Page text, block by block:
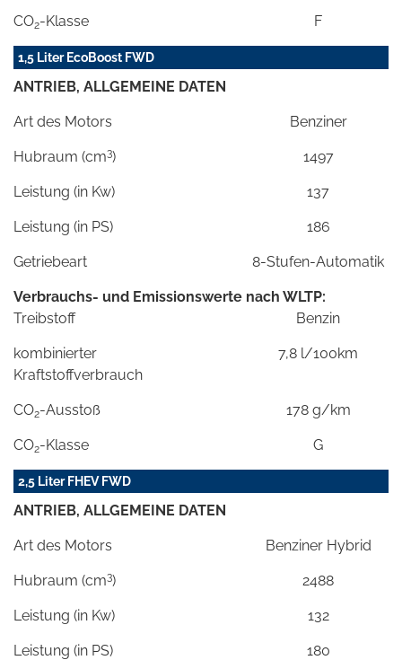
CO2-Klasse F
1,5 Liter EcoBoost FWD
ANTRIEB, ALLGEMEINE DATEN
Art des Motors Benziner
Hubraum (cm3) 1497
Leistung (in Kw) 137
Leistung (in PS) 186
Getriebeart 8-Stufen-Automatik
Verbrauchs- und Emissionswerte nach WLTP:
Treibstoff
Benzin
kombinierter
Kraftstoffverbrauch
7,8 l/100km
CO2-Ausstoß 178 g/km
CO2-Klasse G
2,5 Liter FHEV FWD
ANTRIEB, ALLGEMEINE DATEN
Art des Motors Benziner Hybrid
Hubraum (cm3) 2488
Leistung (in Kw) 132
Leistung (in PS) 180